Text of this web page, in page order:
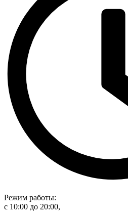
Режим работы:
с 10:00 до 20:00,